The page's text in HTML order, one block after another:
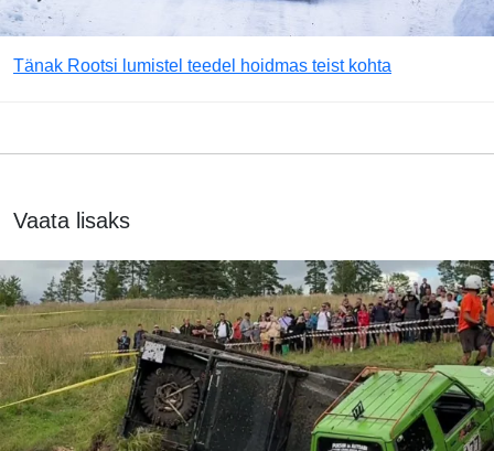
Tänak Rootsi lumistel teedel hoidmas teist kohta
Vaata lisaks